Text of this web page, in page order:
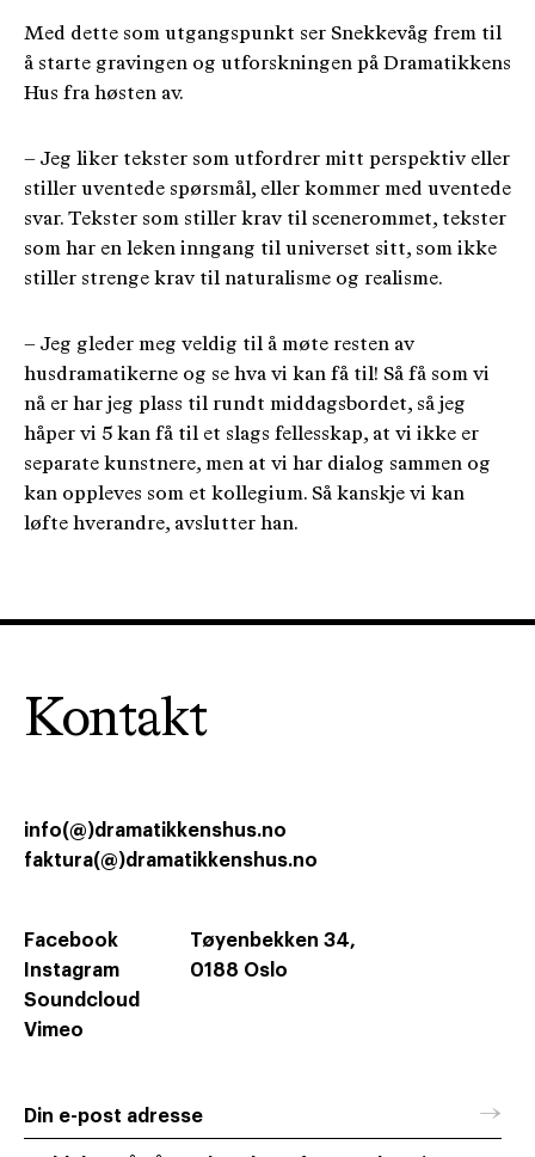
Med dette som utgangspunkt ser Snekkevåg frem til
å starte gravingen og utforskningen på Dramatikkens
Hus fra høsten av.
– Jeg liker tekster som utfordrer mitt perspektiv eller
stiller uventede spørsmål, eller kommer med uventede
svar. Tekster som stiller krav til scenerommet, tekster
som har en leken inngang til universet sitt, som ikke
stiller strenge krav til naturalisme og realisme.
– Jeg gleder meg veldig til å møte resten av
husdramatikerne og se hva vi kan få til! Så få som vi
nå er har jeg plass til rundt middagsbordet, så jeg
håper vi 5 kan få til et slags fellesskap, at vi ikke er
separate kunstnere, men at vi har dialog sammen og
kan oppleves som et kollegium. Så kanskje vi kan
løfte hverandre, avslutter han.
Kontakt
Tøyenbekken 34,
0188 Oslo
info(@)dramatikkenshus.no
faktura(@)dramatikkenshus.no
Facebook
Instagram
Soundcloud
Vimeo
Din e-post adresse →